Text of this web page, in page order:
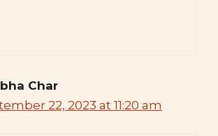
Char
22, 2023 at 11:20 am